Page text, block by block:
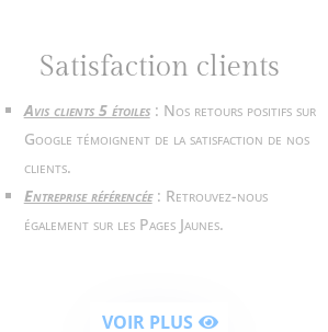
Satisfaction clients
Avis clients 5 étoiles: Nos retours positifs sur
Google témoignent de la satisfaction de nos
clients.
Entreprise référencée: Retrouvez-nous
également sur les Pages Jaunes.
VOIR PLUS